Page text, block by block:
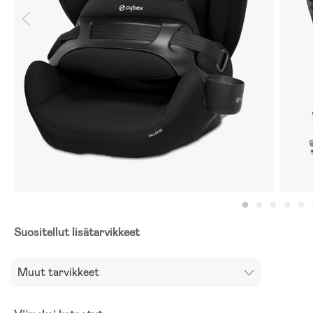
Suositellut lisätarvikkeet
Muut tarvikkeet